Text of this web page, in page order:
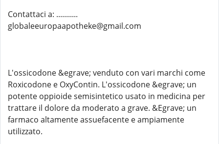
Contattaci a: ...........
globaleeuropaapotheke@gmail.com
L'ossicodone &egrave; venduto con vari marchi come
Roxicodone e OxyContin. L'ossicodone &egrave; un
potente oppioide semisintetico usato in medicina per
trattare il dolore da moderato a grave. &Egrave; un
farmaco altamente assuefacente e ampiamente
utilizzato.